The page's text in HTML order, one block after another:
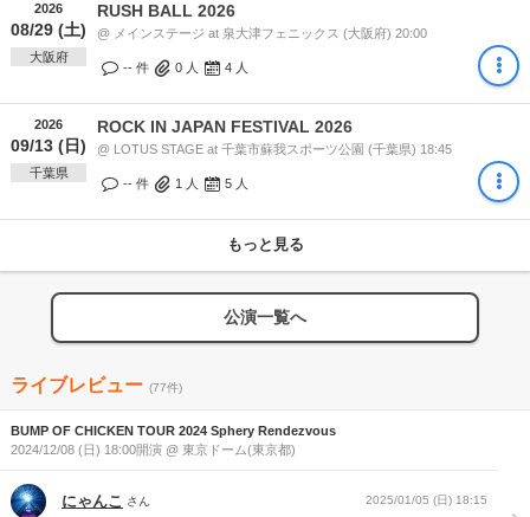
2026
08/29 (土)
大阪府
RUSH BALL 2026
@ メインステージ at 泉大津フェニックス (大阪府) 20:00
-- 件 0 人 4 人
2026
09/13 (日)
千葉県
ROCK IN JAPAN FESTIVAL 2026
@ LOTUS STAGE at 千葉市蘇我スポーツ公園 (千葉県) 18:45
-- 件 1 人 5 人
もっと見る
公演一覧へ
ライブレビュー (77件)
BUMP OF CHICKEN TOUR 2024 Sphery Rendezvous
2024/12/08 (日) 18:00開演 @ 東京ドーム(東京都)
にゃんこ さん 2025/01/05 (日) 18:15